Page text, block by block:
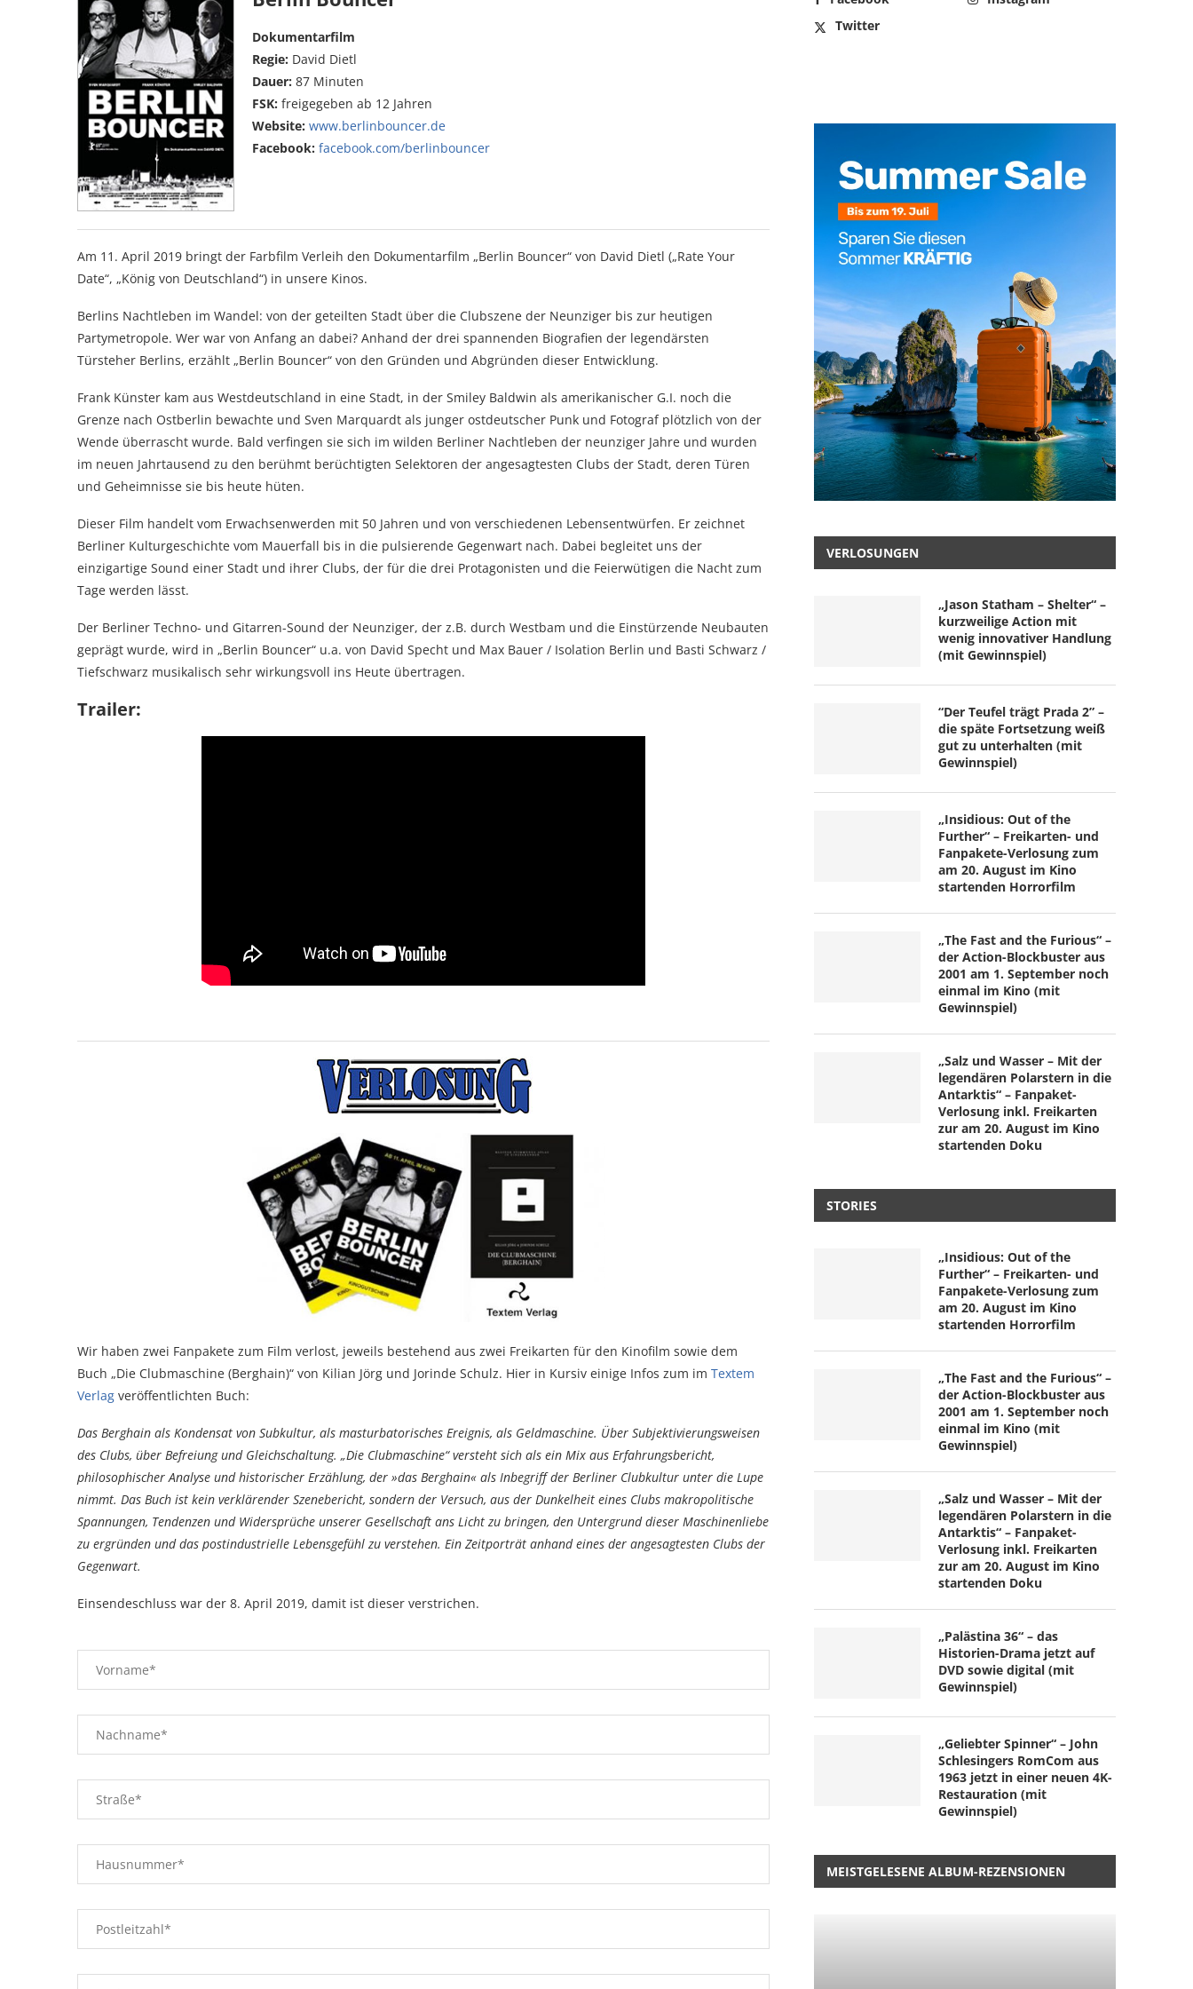
Dokumentarfilm
Regie: David Dietl
Dauer: 87 Minuten
FSK: freigegeben ab 12 Jahren
Website: www.berlinbouncer.de
Facebook: facebook.com/berlinbouncer
Am 11. April 2019 bringt der Farbfilm Verleih den Dokumentarfilm „Berlin Bouncer“ von David Dietl („Rate Your
Date“, „König von Deutschland“) in unsere Kinos.
Berlins Nachtleben im Wandel: von der geteilten Stadt über die Clubszene der Neunziger bis zur heutigen
Partymetropole. Wer war von Anfang an dabei? Anhand der drei spannenden Biografien der legendärsten
Türsteher Berlins, erzählt „Berlin Bouncer“ von den Gründen und Abgründen dieser Entwicklung.
Frank Künster kam aus Westdeutschland in eine Stadt, in der Smiley Baldwin als amerikanischer G.I. noch die
Grenze nach Ostberlin bewachte und Sven Marquardt als junger ostdeutscher Punk und Fotograf plötzlich von der
Wende überrascht wurde. Bald verfingen sie sich im wilden Berliner Nachtleben der neunziger Jahre und wurden
im neuen Jahrtausend zu den berühmt berüchtigten Selektoren der angesagtesten Clubs der Stadt, deren Türen
und Geheimnisse sie bis heute hüten.
Dieser Film handelt vom Erwachsenwerden mit 50 Jahren und von verschiedenen Lebensentwürfen. Er zeichnet
Berliner Kulturgeschichte vom Mauerfall bis in die pulsierende Gegenwart nach. Dabei begleitet uns der
einzigartige Sound einer Stadt und ihrer Clubs, der für die drei Protagonisten und die Feierwütigen die Nacht zum
Tage werden lässt.
Der Berliner Techno- und Gitarren-Sound der Neunziger, der z.B. durch Westbam und die Einstürzende Neubauten
geprägt wurde, wird in „Berlin Bouncer“ u.a. von David Specht und Max Bauer / Isolation Berlin und Basti Schwarz /
Tiefschwarz musikalisch sehr wirkungsvoll ins Heute übertragen.
Trailer:
Wir haben zwei Fanpakete zum Film verlost, jeweils bestehend aus zwei Freikarten für den Kinofilm sowie dem
Buch „Die Clubmaschine (Berghain)“ von Kilian Jörg und Jorinde Schulz. Hier in Kursiv einige Infos zum im Textem
Verlag veröffentlichten Buch:
Das Berghain als Kondensat von Subkultur, als masturbatorisches Ereignis, als Geldmaschine. Über Subjektivierungsweisen
des Clubs, über Befreiung und Gleichschaltung. „Die Clubmaschine“ versteht sich als ein Mix aus Erfahrungsbericht,
philosophischer Analyse und historischer Erzählung, der »das Berghain« als Inbegriff der Berliner Clubkultur unter die Lupe
nimmt. Das Buch ist kein verklärender Szenebericht, sondern der Versuch, aus der Dunkelheit eines Clubs makropolitische
Spannungen, Tendenzen und Widersprüche unserer Gesellschaft ans Licht zu bringen, den Untergrund dieser Maschinenliebe
zu ergründen und das postindustrielle Lebensgefühl zu verstehen. Ein Zeitporträt anhand eines der angesagtesten Clubs der
Gegenwart.
Einsendeschluss war der 8. April 2019, damit ist dieser verstrichen.
Twitter
VERLOSUNGEN
„Jason Statham – Shelter“ –
kurzweilige Action mit
wenig innovativer Handlung
(mit Gewinnspiel)
“Der Teufel trägt Prada 2” –
die späte Fortsetzung weiß
gut zu unterhalten (mit
Gewinnspiel)
„Insidious: Out of the
Further“ – Freikarten- und
Fanpakete-Verlosung zum
am 20. August im Kino
startenden Horrorfilm
„The Fast and the Furious“ –
der Action-Blockbuster aus
2001 am 1. September noch
einmal im Kino (mit
Gewinnspiel)
„Salz und Wasser – Mit der
legendären Polarstern in die
Antarktis“ – Fanpaket-
Verlosung inkl. Freikarten
zur am 20. August im Kino
startenden Doku
STORIES
„Insidious: Out of the
Further“ – Freikarten- und
Fanpakete-Verlosung zum
am 20. August im Kino
startenden Horrorfilm
„The Fast and the Furious“ –
der Action-Blockbuster aus
2001 am 1. September noch
einmal im Kino (mit
Gewinnspiel)
„Salz und Wasser – Mit der
legendären Polarstern in die
Antarktis“ – Fanpaket-
Verlosung inkl. Freikarten
zur am 20. August im Kino
startenden Doku
„Palästina 36“ – das
Historien-Drama jetzt auf
DVD sowie digital (mit
Gewinnspiel)
„Geliebter Spinner“ – John
Schlesingers RomCom aus
1963 jetzt in einer neuen 4K-
Restauration (mit
Gewinnspiel)
MEISTGELESENE ALBUM-REZENSIONEN